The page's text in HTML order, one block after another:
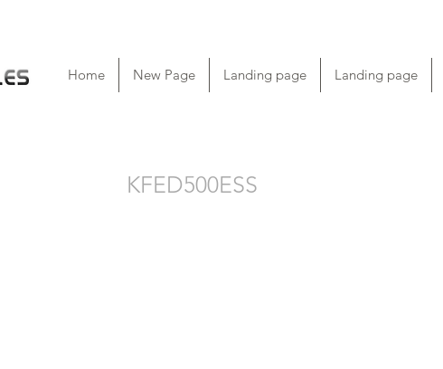
Home New Page Landing page Landing page
KFED500ESS